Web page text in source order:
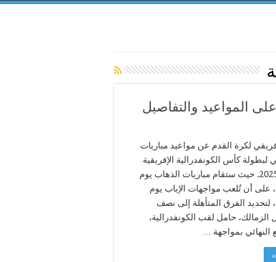
المواعيد والتفاصيل
لكرة القدم عن مواعيد مباريات
لبطولة كأس الكونفدرالية الإفريقية
لموسم 2024-2025. حيث ستقام مباريات الذهاب يوم
2 أبريل، على أن تُلعب مواجهات الإياب يوم
9 أبريل، لتحديد الفرق المتأهلة إلى نصف
الزمالك، حامل لقب الكونفدرالية،
بمواجهة …